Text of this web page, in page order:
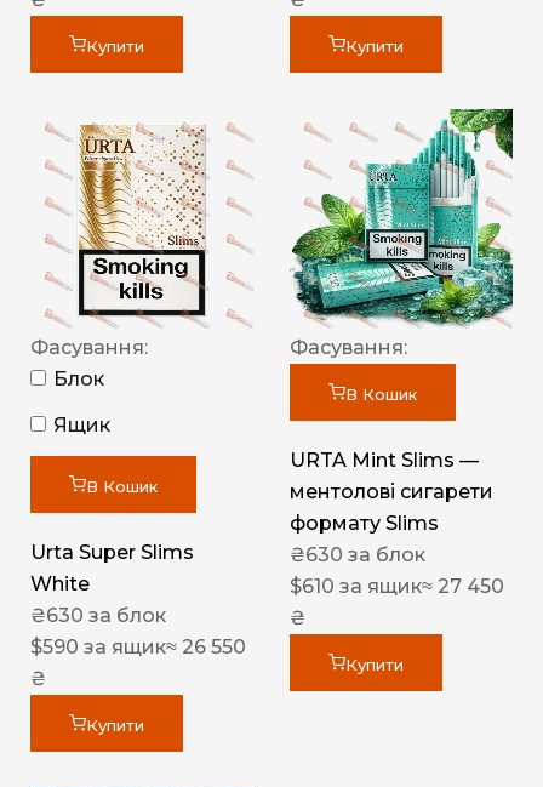
Купити Купити
Фасування:
Блок
Ящик
В Кошик
Urta Super Slims
White
₴630 за блок
$590 за ящик≈ 26 550
₴
Купити
Фасування:
В Кошик
URTA Mint Slims —
ментолові сигарети
формату Slims
₴630 за блок
$610 за ящик≈ 27 450
₴
Купити